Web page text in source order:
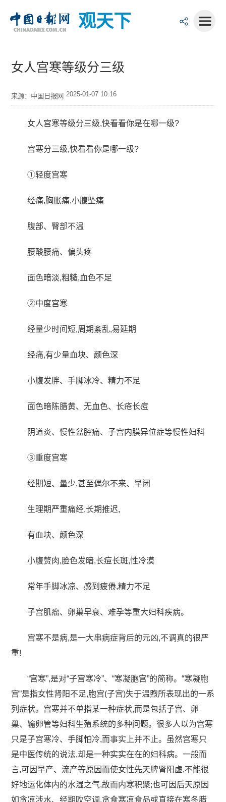
观天下
女人宫寒等级分三级
来源：中国日报网 2025-01-07 10:16
女人宫寒等级分三级,快看看你是在哪一级?
宫寒分三级,快看看你是哪一级?
①轻度宫寒
经痛,胸胀痛,小腹坠痛
腹部、臀部不温
腰酸腰痛、偏头疼
面色暗淡,粗糙,血色不足
②中度宫寒
经量少时间短,周期紊乱,易延期
经痛,有少量血块、颜色深
小腹发胖、手脚冰冷、精力不足
面色暗陈腊黄、无血色、长疮长痘
阴道炎、慢性盆腔痛、子宫内膜异位症等慢性妇科
③重度宫寒
经期短、量少,甚至偶尔不来、早闭
生理期严重痛经,长期推迟,
有血块、颜色深
小腹赘肉,脸色发暗,长痘长斑,性冷漠
常年手脚冰凉、感到疲倦,精力不足
子宫肌瘤、卵巢早衰、难孕等重大妇科疾病。
宫寒不是病,是一大串病症背后的元凶,不调真的很严
重!
“宫寒”,是对“子宫寒冷”、“寒凝胞宫”的简称。“寒凝胞
宫”是指女性肾阳不足,胞宫(子宫)失于温煦所表现出的一系
列症状。宫寒并不单指某一种症状,而是包括子宫、卵
巢、输卵管等妇科生殖系统的多种问题。很多人以为宫寒
只是子宫寒冷、手脚怕冷,而事实上并不止。虽然宫寒只
是中医传统的说法,却是一种实实在在的妇科病。一般而
言,可因早产、流产等原因而使女性先天脾肾阳虚,不能很
好地运化体内的水湿之气,故而内寒积聚;也可因后天原因
如贪凉涉水、经期吹空调,贪食寒凉食品或直接在寒冬腊